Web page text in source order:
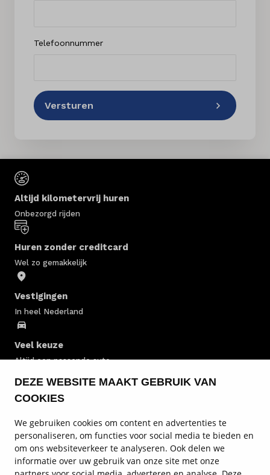
DEZE WEBSITE MAAKT GEBRUIK VAN
COOKIES
We gebruiken cookies om content en advertenties te
personaliseren, om functies voor social media te bieden en
om ons websiteverkeer te analyseren. Ook delen we
informatie over uw gebruik van onze site met onze
Telefoonnummer
Versturen
Altijd kilometervrij huren
Onbezorgd rijden
Huren zonder creditcard
Wel zo gemakkelijk
Vestigingen
In heel Nederland
Veel keuze
Altijd een passende auto
Personenauto huren
Personenbus huren
Bestelwagen huren